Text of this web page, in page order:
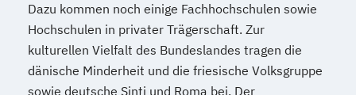
Dazu kommen noch einige Fachhochschulen sowie
Hochschulen in privater Trägerschaft. Zur
kulturellen Vielfalt des Bundeslandes tragen die
dänische Minderheit und die friesische Volksgruppe
sowie deutsche Sinti und Roma bei. Der